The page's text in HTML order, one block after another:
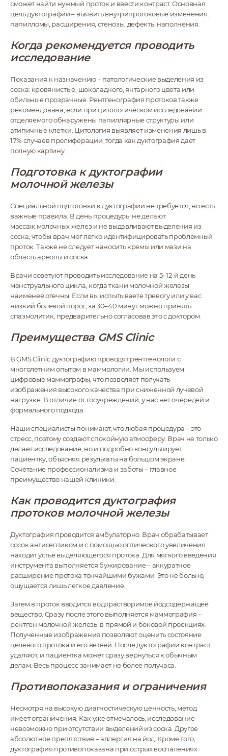
сможет найти нужный проток и ввести контраст. Основная
цель дуктографии – выявить внутрипротоковые изменения:
папилломы, расширения, стенозы, дефекты наполнения.
Когда рекомендуется проводить
исследование
Показания к назначению – патологические выделения из
соска: кровянистые, шоколадного, янтарного цвета или
обильные прозрачные. Рентгенография протоков также
рекомендована, если при цитологическом исследовании
отделяемого обнаружены папиллярные структуры или
атипичные клетки. Цитология выявляет изменения лишь в
17% случаев пролиферации, тогда как дуктография дает
полную картину.
Подготовка к дуктографии
молочной железы
Специальной подготовки к дуктографии не требуется, но есть
важные правила. В день процедуры не делают
массаж молочных желез и не выдавливают выделения из
соска, чтобы врач мог легко идентифицировать проблемный
проток. Также не следует наносить кремы или мази на
область ареолы и соска.
Врачи советуют проводить исследование на 5–12-й день
менструального цикла, когда ткани молочной железы
наименее отечны. Если вы испытываете тревогу или у вас
низкий болевой порог, за 30–40 минут можно принять
спазмолитик, предварительно согласовав это с доктором.
Преимущества GMS Clinic
В GMS Clinic дуктографию проводят рентгенологи с
многолетним опытом в маммологии. Мы используем
цифровые маммографы, что позволяет получать
изображения высокого качества при сниженной лучевой
нагрузке. В отличие от госучреждений, у нас нет очередей и
формального подхода.
Наши специалисты понимают, что любая процедура – это
стресс, поэтому создают спокойную атмосферу. Врач не только
делает исследование, но и подробно консультирует
пациентку, объясняя результаты на большом экране.
Сочетание профессионализма и заботы – главное
преимущество нашей клиники.
Как проводится дуктография
протоков молочной железы
Дуктография проводится амбулаторно. Врач обрабатывает
сосок антисептиком и с помощью оптического увеличения
находит устье выделяющегося протока. Для мягкого введения
инструмента выполняется бужирование – аккуратное
расширение протока тончайшими бужами. Это не больно,
ощущается лишь легкое давление.
Затем в проток вводится водорастворимое йодсодержащее
вещество. Сразу после этого выполняется маммография –
рентген молочной железы в прямой и боковой проекциях.
Полученные изображения позволяют оценить состояние
целевого протока и его ветвей. После дуктографии контраст
удаляют, и пациентка может сразу вернуться к обычным
делам. Весь процесс занимает не более получаса.
Противопоказания и ограничения
Несмотря на высокую диагностическую ценность, метод
имеет ограничения. Как уже отмечалось, исследование
невозможно при отсутствии выделений из соска. Другое
абсолютное препятствие – аллергия на йод. Кроме того,
дуктография противопоказана при острых воспалениях